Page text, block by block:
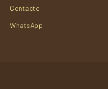
Contacto
WhatsApp